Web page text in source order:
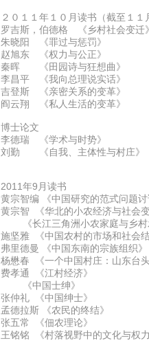
２０１１年１０月读书（截至１１
罗吉斯，伯德格 《乡村社会变迁
朱晓阳 《罪过与惩罚》
赵旭东 《权力与公正》
秦晖 《田园诗与狂想曲》
李昌平 《我向总理说实话》
吉登斯 《亲密关系的变革》
阎云翔 《私人生活的变革》
博士论文
李德瑞 《学术与时势》
刘勤 《自我、主体性与村庄》
2011年9月读书
黄宗智编 《中国研究的范式问题
黄宗智 《华北的小农经济与社会
《长江三角洲小农家庭与乡村
施坚雅 《中国农村的市场和社会
弗里德曼 《中国东南的宗族组织》
杨懋春 《一个中国村庄：山东台
费孝通 《江村经济》
《中国士绅》
张仲礼 《中国绅士》
孟德拉斯 《农民的终结》
张五常 《佃农理论》
王铭铭 《村落视野中的文化与权